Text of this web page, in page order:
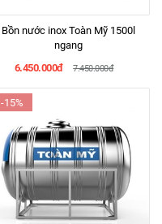
Bồn nước inox Toàn Mỹ 1500l
ngang
6.450.000đ
7.450.000đ
-15%